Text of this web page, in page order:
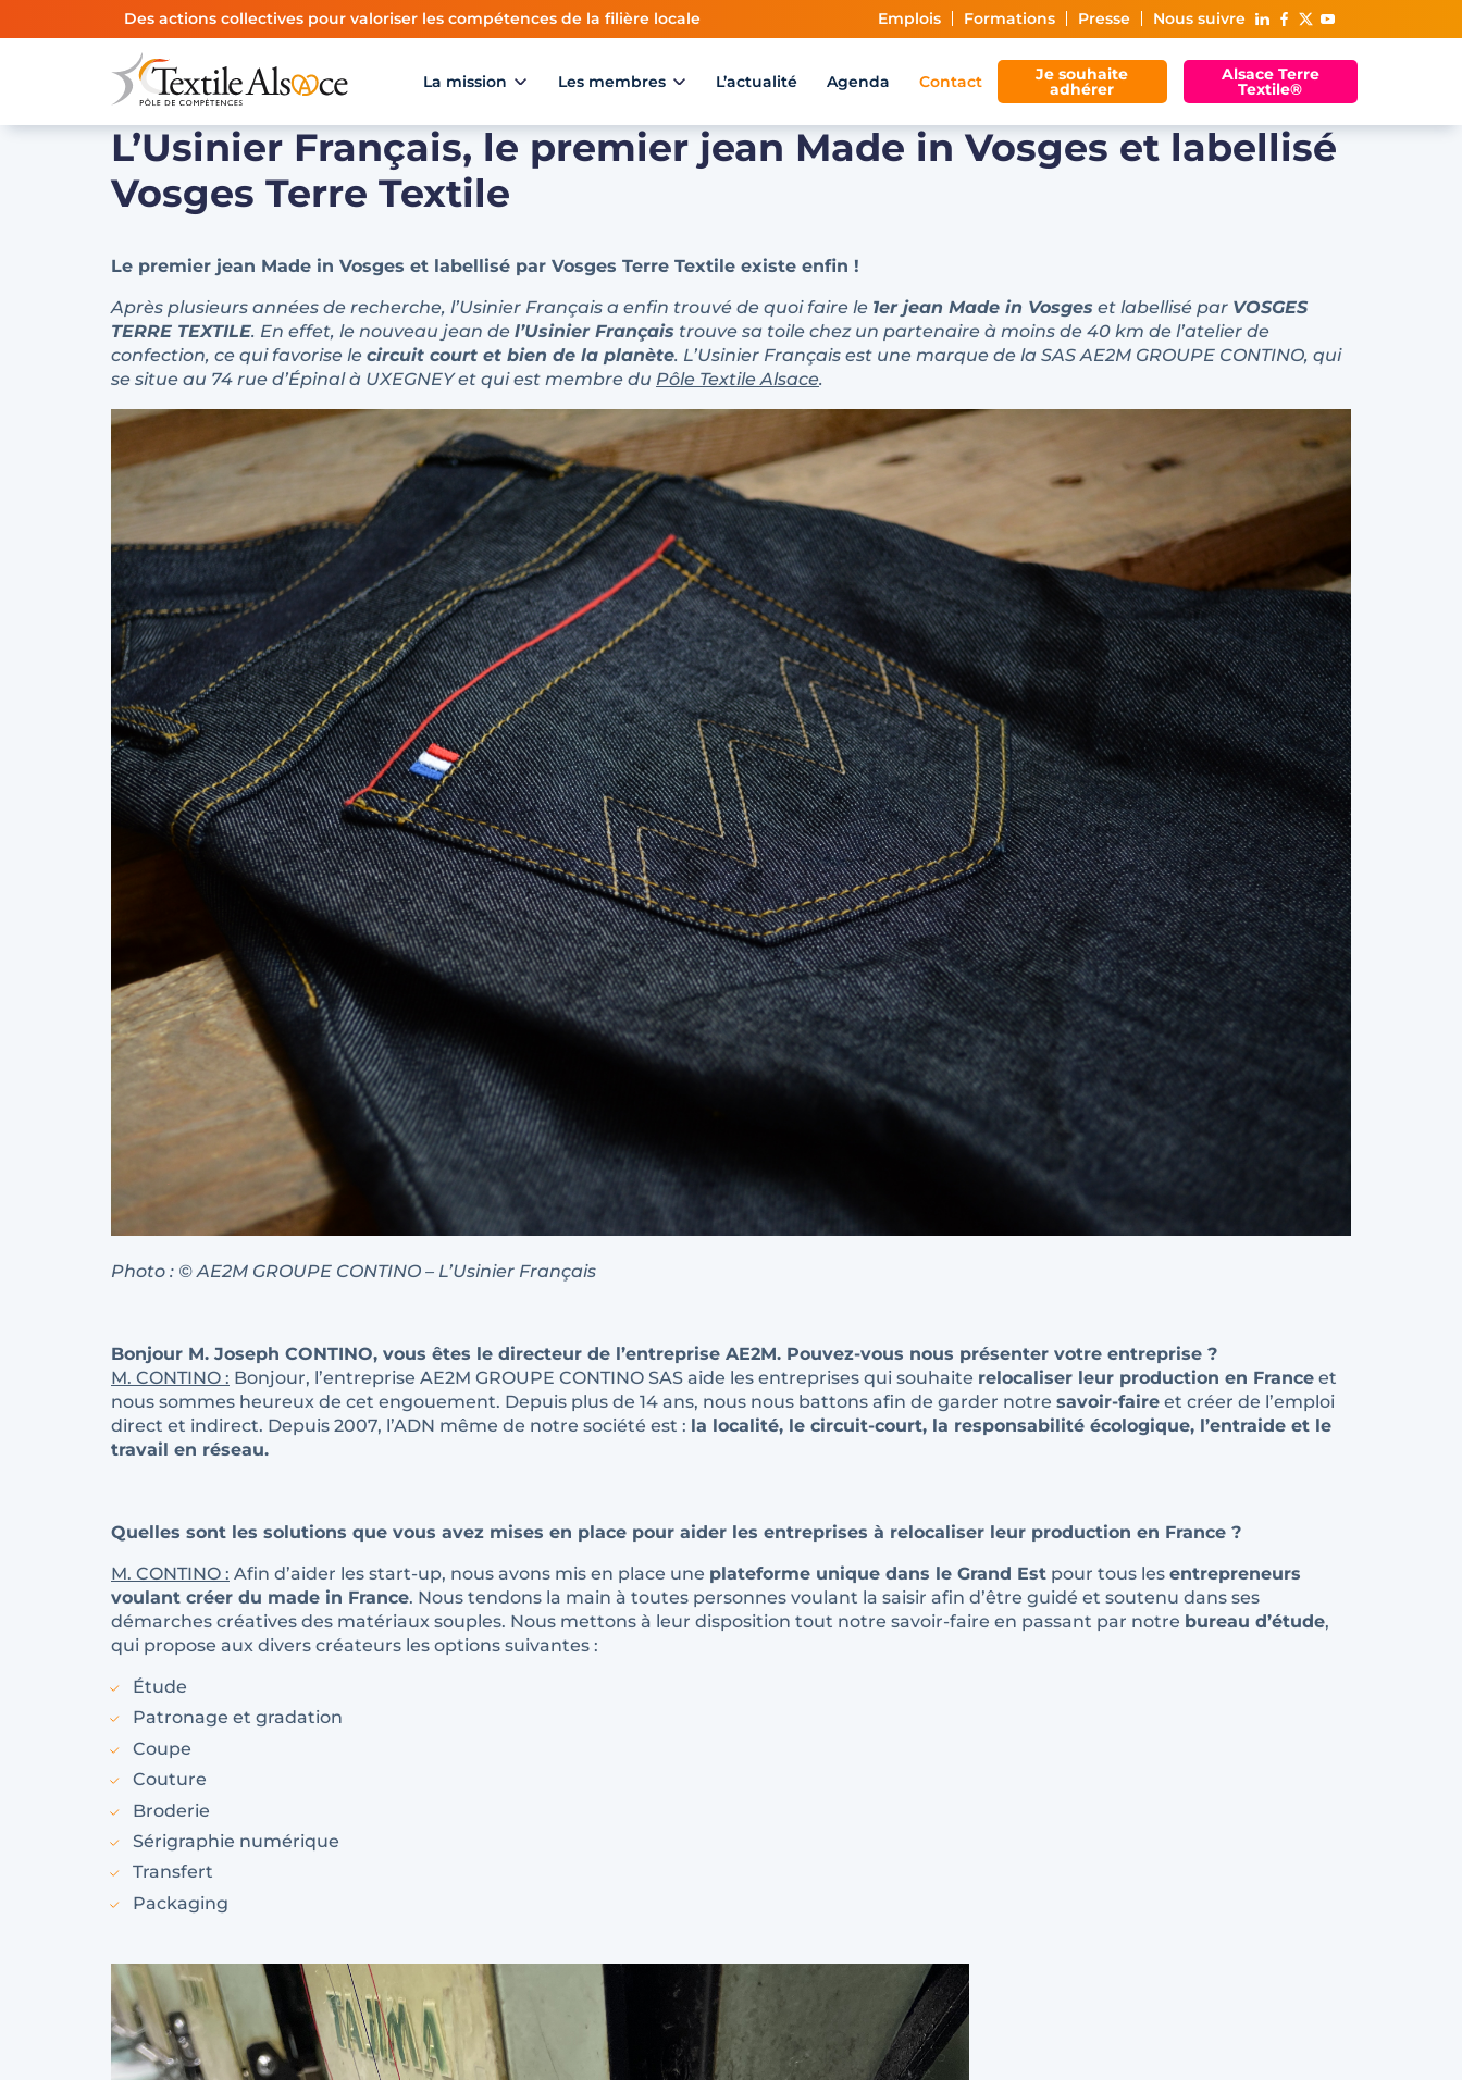
Des actions collectives pour valoriser les compétences de la filière locale Emplois Formations Presse Nous suivre
La mission Les membres L’actualité Agenda Contact Je souhaite
adhérer
Alsace Terre
Textile®
L’Usinier Français, le premier jean Made in Vosges et labellisé
Vosges Terre Textile
Le premier jean Made in Vosges et labellisé par Vosges Terre Textile existe enfin !
Après plusieurs années de recherche, l’Usinier Français a enfin trouvé de quoi faire le 1er jean Made in Vosges et labellisé par VOSGES
TERRE TEXTILE. En effet, le nouveau jean de l’Usinier Français trouve sa toile chez un partenaire à moins de 40 km de l’atelier de
confection, ce qui favorise le circuit court et bien de la planète. L’Usinier Français est une marque de la SAS AE2M GROUPE CONTINO, qui
se situe au 74 rue d’Épinal à UXEGNEY et qui est membre du Pôle Textile Alsace.
Photo : © AE2M GROUPE CONTINO – L’Usinier Français
Bonjour M. Joseph CONTINO, vous êtes le directeur de l’entreprise AE2M. Pouvez-vous nous présenter votre entreprise ?
M. CONTINO : Bonjour, l’entreprise AE2M GROUPE CONTINO SAS aide les entreprises qui souhaite relocaliser leur production en France et
nous sommes heureux de cet engouement. Depuis plus de 14 ans, nous nous battons afin de garder notre savoir-faire et créer de l’emploi
direct et indirect. Depuis 2007, l’ADN même de notre société est : la localité, le circuit-court, la responsabilité écologique, l’entraide et le
travail en réseau.
Quelles sont les solutions que vous avez mises en place pour aider les entreprises à relocaliser leur production en France ?
M. CONTINO : Afin d’aider les start-up, nous avons mis en place une plateforme unique dans le Grand Est pour tous les entrepreneurs
voulant créer du made in France. Nous tendons la main à toutes personnes voulant la saisir afin d’être guidé et soutenu dans ses
démarches créatives des matériaux souples. Nous mettons à leur disposition tout notre savoir-faire en passant par notre bureau d’étude,
qui propose aux divers créateurs les options suivantes :
Étude
Patronage et gradation
Coupe
Couture
Broderie
Sérigraphie numérique
Transfert
Packaging
Panneau de gestion des cookies